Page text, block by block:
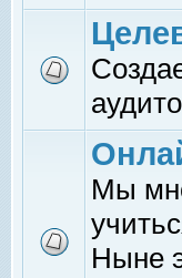
Мы
Ныне